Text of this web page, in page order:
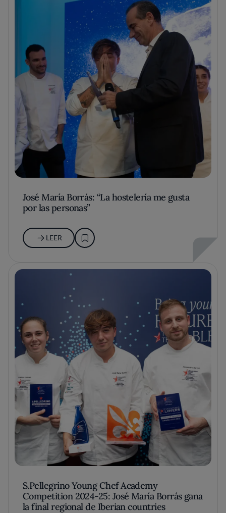
José María Borrás: “La hostelería me gusta
por las personas”
LEER
S.Pellegrino Young Chef Academy
Competition 2024-25: José María Borrás gana
la final regional de Iberian countries